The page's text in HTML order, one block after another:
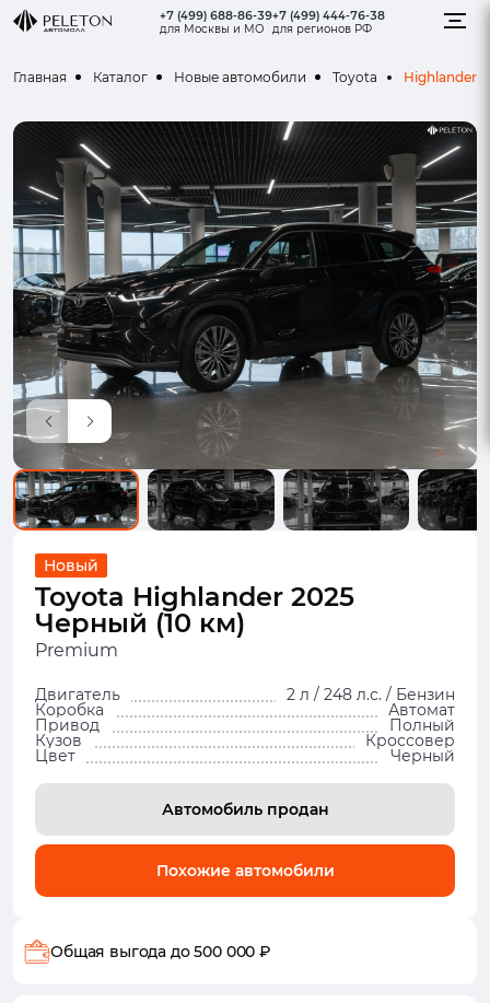
+7 (499) 688-86-39
для Москвы и МО
+7 (499) 444-76-38
для регионов РФ
Главная Каталог Новые автомобили Toyota Highlander
Новый
Toyota Highlander 2025
Черный (10 км)
Premium
Двигатель 2 л / 248 л.с. / Бензин
Коробка Автомат
Привод Полный
Кузов Кроссовер
Цвет Черный
Автомобиль продан
Похожие автомобили
Общая выгода до 500 000 ₽